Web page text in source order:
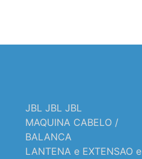
JBL JBL JBL
MAQUINA CABELO /
BALANCA
LANTENA e EXTENSAO e